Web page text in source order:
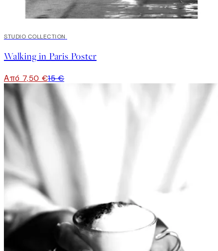
50%*
STUDIO COLLECTION
Walking in Paris Poster
Από 7,50 €15 €